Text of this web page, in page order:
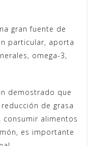
gran fuente de
particular, aporta
omega-3,
demostrado que
de grasa
alimentos
es importante